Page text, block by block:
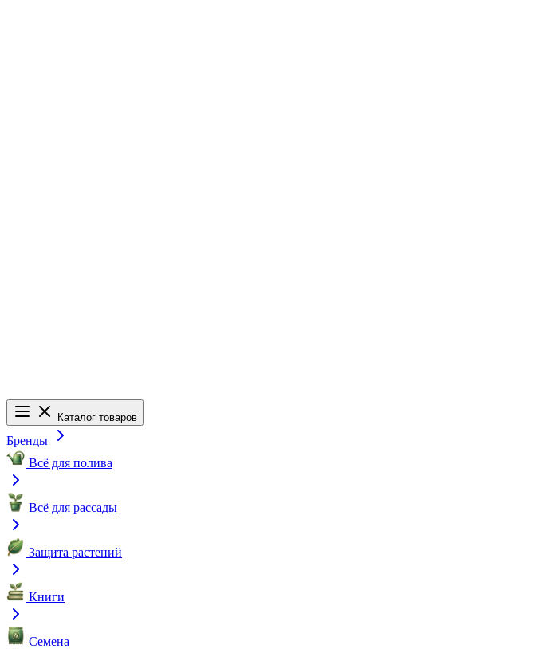
Каталог товаров
Бренды
Всё для полива
Всё для рассады
Защита растений
Книги
Семена